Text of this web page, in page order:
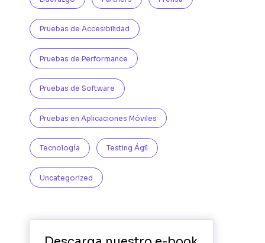
Pruebas de Accesibilidad
Pruebas de Performance
Pruebas de Software
Pruebas en Aplicaciones Móviles
Tecnología Testing Ágil
Uncategorized